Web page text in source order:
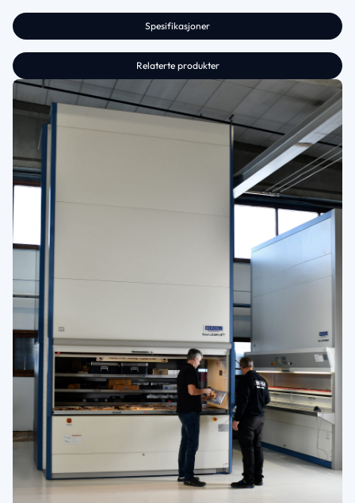
Spesifikasjoner
Relaterte produkter